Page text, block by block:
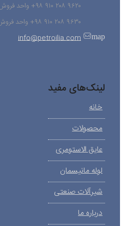
۹۶۲۰ ۲۰۸ ۹۱۰ ۹۸+ واحد فروش
۹۶۳۰ ۲۰۸ ۹۱۰ ۹۸+ واحد فروش
map
info@petroilia.com
لینک‌های مفید
خانه
محصولات
عایق الاستومری
لوله مانیسمان
شیرآلات صنعتی
درباره ما